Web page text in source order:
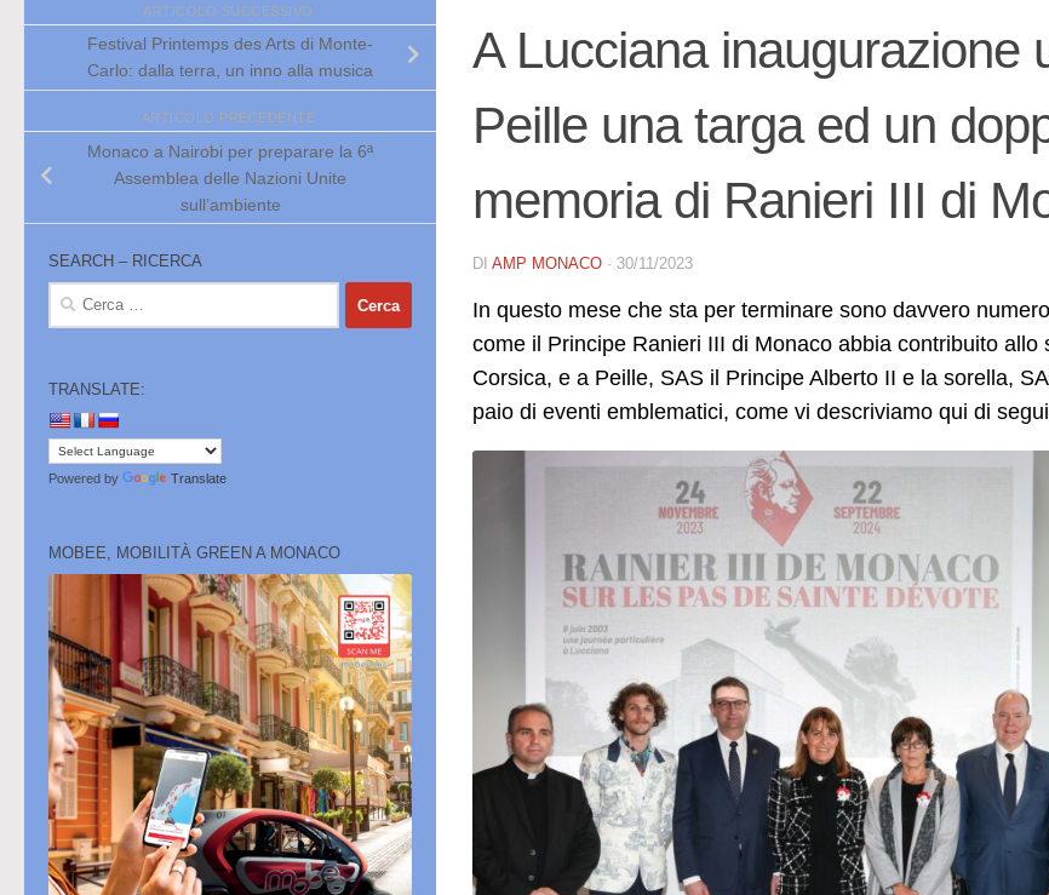
A Lucciana inaugurazione
Peille una targa ed un
memoria di Ranieri III di
DI AMP MONACO · 30/11/2023
In questo mese che sta per terminare sono davvero
come il Principe Ranieri III di Monaco abbia contribuito
Corsica, e a Peille, SAS il Principe Alberto II e la sorella,
paio di eventi emblematici, come vi descriviamo qui di
ARTICOLO SUCCESSIVO
Festival Printemps des Arts di Monte-
Carlo: dalla terra, un inno alla musica
ARTICOLO PRECEDENTE
Monaco a Nairobi per preparare la 6ª
Assemblea delle Nazioni Unite
sull’ambiente
SEARCH – RICERCA
Ricerca
TRANSLATE:
Powered by Translate
MOBEE, MOBILITÀ GREEN A MONACO